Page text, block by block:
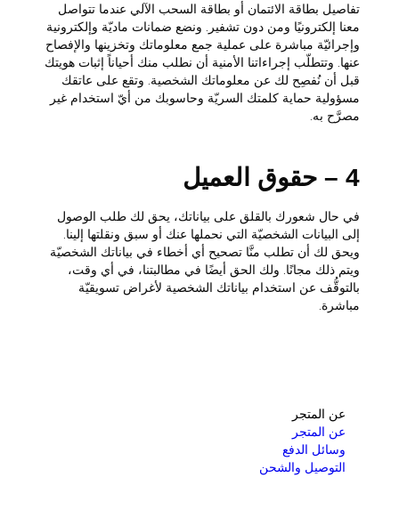
تفاصيل بطاقة الائتمان أو بطاقة السحب الآلي عندما تتواصل
معنا إلكترونيًا ومن دون تشفير. ونضع ضمانات ماديّة وإلكترونية
وإجرائيّة مباشرة على عملية جمع معلوماتك وتخزينها والإفصاح
عنها. وتتطلّب إجراءاتنا الأمنية أن نطلب منك أحياناً إثبات هويتك
قبل أن نُفصِح لك عن معلوماتك الشخصية. وتقع على عاتقك
مسؤولية حماية كلمتك السريّة وحاسوبك من أيّ استخدام غير
مصرَّح به.
4 – حقوق العميل
في حال شعورك بالقلق على بياناتك، يحق لك طلب الوصول
إلى البيانات الشخصيّة التي نحملها عنك أو سبق ونقلتها إلينا.
ويحق لك أن تطلب منَّا تصحيح أي أخطاء في بياناتك الشخصيّة
ويتم ذلك مجانًا. ولك الحق أيضًا في مطالبتنا، في أي وقت،
بالتوقُّف عن استخدام بياناتك الشخصية لأغراض تسويقيّة
مباشرة.
عن المتجر
عن المتجر
وسائل الدفع
التوصيل والشحن